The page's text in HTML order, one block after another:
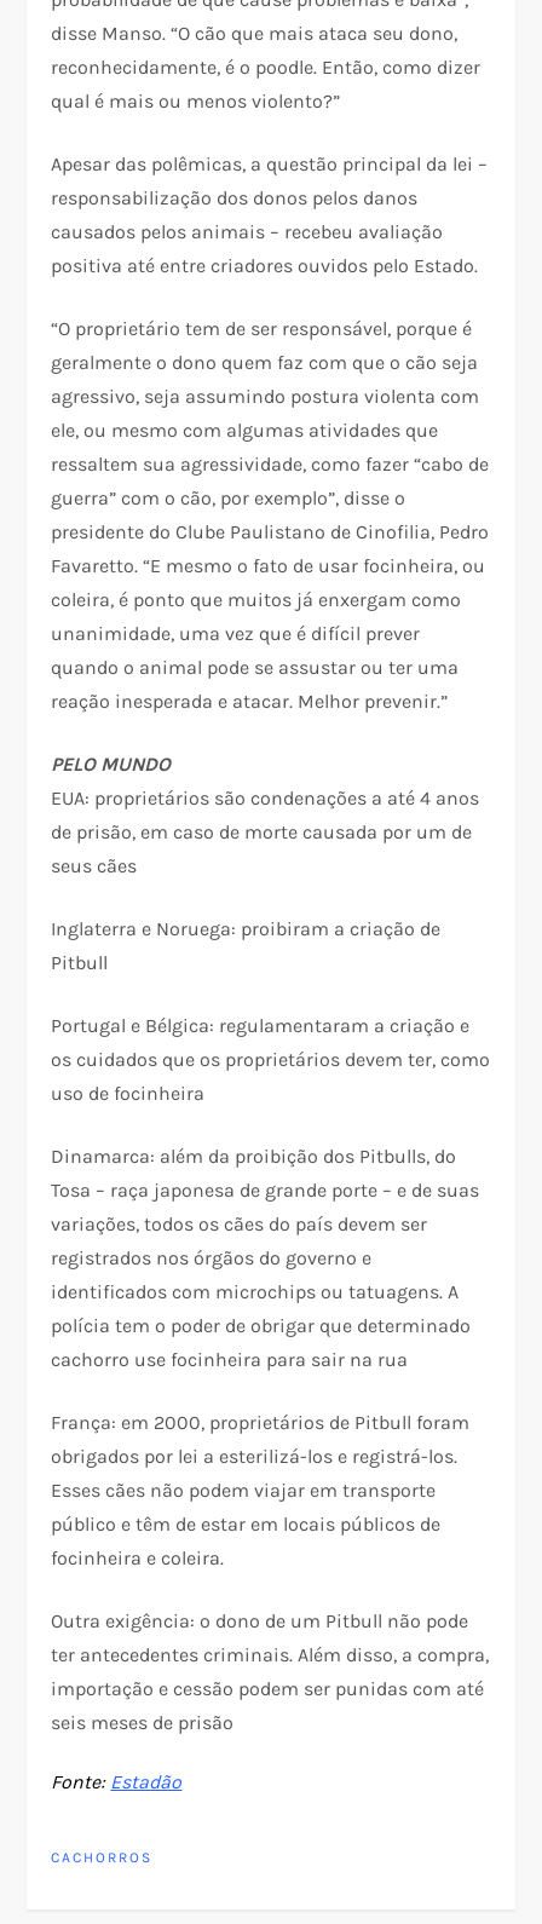
disse Manso. “O cão que mais ataca seu dono,
reconhecidamente, é o poodle. Então, como dizer
qual é mais ou menos violento?”
Apesar das polêmicas, a questão principal da lei –
responsabilização dos donos pelos danos
causados pelos animais – recebeu avaliação
positiva até entre criadores ouvidos pelo Estado.
“O proprietário tem de ser responsável, porque é
geralmente o dono quem faz com que o cão seja
agressivo, seja assumindo postura violenta com
ele, ou mesmo com algumas atividades que
ressaltem sua agressividade, como fazer “cabo de
guerra” com o cão, por exemplo”, disse o
presidente do Clube Paulistano de Cinofilia, Pedro
Favaretto. “E mesmo o fato de usar focinheira, ou
coleira, é ponto que muitos já enxergam como
unanimidade, uma vez que é difícil prever
quando o animal pode se assustar ou ter uma
reação inesperada e atacar. Melhor prevenir.”
PELO MUNDO
EUA: proprietários são condenações a até 4 anos
de prisão, em caso de morte causada por um de
seus cães
Inglaterra e Noruega: proibiram a criação de
Pitbull
Portugal e Bélgica: regulamentaram a criação e
os cuidados que os proprietários devem ter, como
uso de focinheira
Dinamarca: além da proibição dos Pitbulls, do
Tosa – raça japonesa de grande porte – e de suas
variações, todos os cães do país devem ser
registrados nos órgãos do governo e
identificados com microchips ou tatuagens. A
polícia tem o poder de obrigar que determinado
cachorro use focinheira para sair na rua
França: em 2000, proprietários de Pitbull foram
obrigados por lei a esterilizá-los e registrá-los.
Esses cães não podem viajar em transporte
público e têm de estar em locais públicos de
focinheira e coleira.
Outra exigência: o dono de um Pitbull não pode
ter antecedentes criminais. Além disso, a compra,
importação e cessão podem ser punidas com até
seis meses de prisão
Fonte: Estadão
CACHORROS